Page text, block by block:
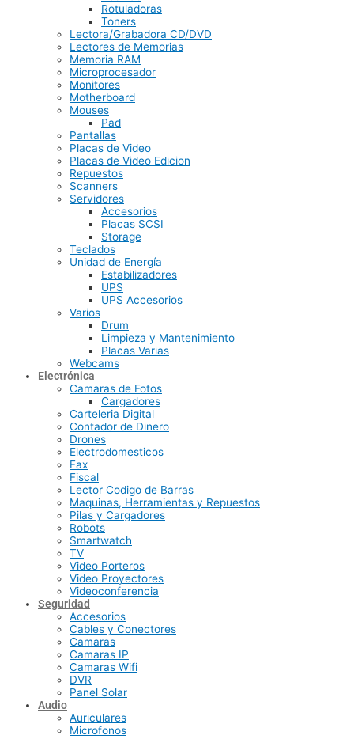
Rotuladoras
Toners
Lectora/Grabadora CD/DVD
Lectores de Memorias
Memoria RAM
Microprocesador
Monitores
Motherboard
Mouses
Pad
Pantallas
Placas de Video
Placas de Video Edicion
Repuestos
Scanners
Servidores
Accesorios
Placas SCSI
Storage
Teclados
Unidad de Energía
Estabilizadores
UPS
UPS Accesorios
Varios
Drum
Limpieza y Mantenimiento
Placas Varias
Webcams
Electrónica
Camaras de Fotos
Cargadores
Carteleria Digital
Contador de Dinero
Drones
Electrodomesticos
Fax
Fiscal
Lector Codigo de Barras
Maquinas, Herramientas y Repuestos
Pilas y Cargadores
Robots
Smartwatch
TV
Video Porteros
Video Proyectores
Videoconferencia
Seguridad
Accesorios
Cables y Conectores
Camaras
Camaras IP
Camaras Wifi
DVR
Panel Solar
Audio
Auriculares
Microfonos